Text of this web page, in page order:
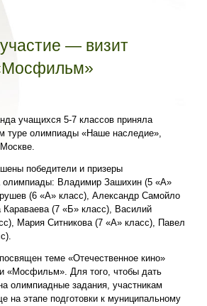
— визит
учащихся 5-7 классов приняла
туре олимпиады «Наше наследие»,
победители и призеры
олимпиады: Владимир Зашихин (5 «А»
(6 «А» класс), Александр Самойло
(7 «Б» класс), Василий
Мария Ситникова (7 «А» класс), Павел
теме «Отечественное кино»
«Мосфильм». Для того, чтобы дать
олимпиадные задания, участникам
на этапе подготовки к муниципальному